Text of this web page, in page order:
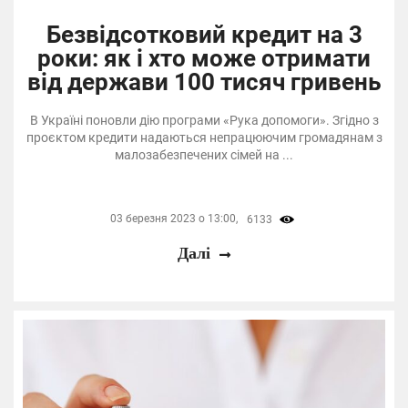
Безвідсотковий кредит на 3
роки: як і хто може отримати
від держави 100 тисяч гривень
В Україні поновли дію програми «Рука допомоги». Згідно з
проєктом кредити надаються непрацюючим громадянам з
малозабезпечених сімей на ...
03 березня 2023 о 13:00, 6133
Далі